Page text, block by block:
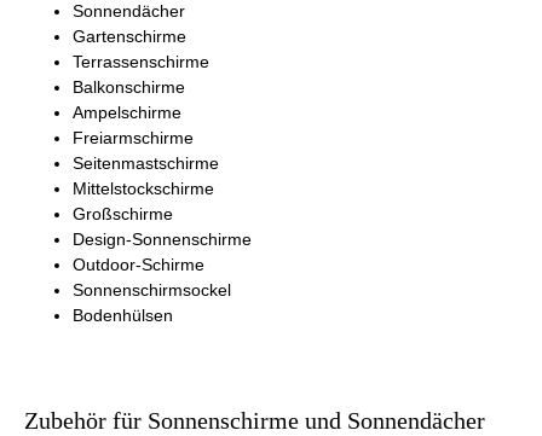
Sonnendächer
Gartenschirme
Terrassenschirme
Balkonschirme
Ampelschirme
Freiarmschirme
Seitenmastschirme
Mittelstockschirme
Großschirme
Design-Sonnenschirme
Outdoor-Schirme
Sonnenschirmsockel
Bodenhülsen
Zubehör für Sonnenschirme und Sonnendächer